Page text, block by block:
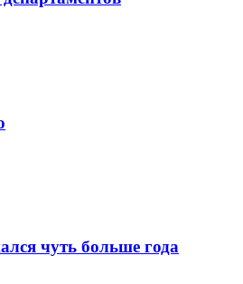
чуть больше года